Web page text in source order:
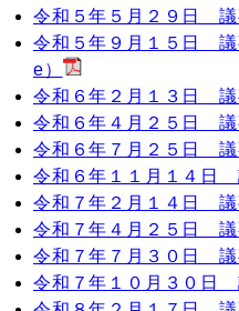
令和５年５月２９日
令和５年９月１５日
e）
令和６年２月１３日
令和６年４月２５日
令和６年７月２５日
令和６年１１月１４日
令和７年２月１４日
令和７年４月２５日
令和７年７月３０日
令和７年１０月３０日